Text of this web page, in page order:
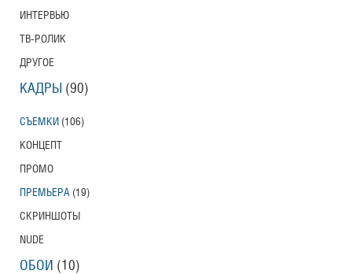
ИНТЕРВЬЮ
ТВ-РОЛИК
ДРУГОЕ
КАДРЫ (90)
СЪЕМКИ (106)
КОНЦЕПТ
ПРОМО
ПРЕМЬЕРА (19)
СКРИНШОТЫ
NUDE
ОБОИ (10)